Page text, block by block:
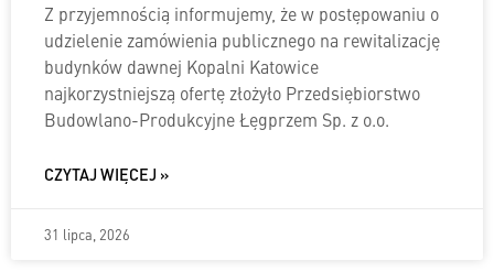
Z przyjemnością informujemy, że w postępowaniu o
udzielenie zamówienia publicznego na rewitalizację
budynków dawnej Kopalni Katowice
najkorzystniejszą ofertę złożyło Przedsiębiorstwo
Budowlano-Produkcyjne Łęgprzem Sp. z o.o.
CZYTAJ WIĘCEJ »
31 lipca, 2026